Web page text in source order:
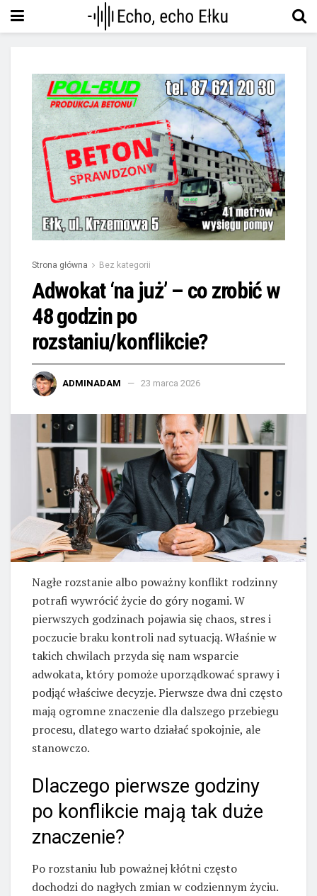
Strona główna Bez kategorii
Adwokat ‘na już’ – co zrobić w
48 godzin po
rozstaniu/konflikcie?
ADMINADAM 23 marca 2026
Nagłe rozstanie albo poważny konflikt rodzinny
potrafi wywrócić życie do góry nogami. W
pierwszych godzinach pojawia się chaos, stres i
poczucie braku kontroli nad sytuacją. Właśnie w
takich chwilach przyda się nam wsparcie
adwokata, który pomoże uporządkować sprawy i
podjąć właściwe decyzje. Pierwsze dwa dni często
mają ogromne znaczenie dla dalszego przebiegu
procesu, dlatego warto działać spokojnie, ale
stanowczo.
Dlaczego pierwsze godziny
po konflikcie mają tak duże
znaczenie?
Po rozstaniu lub poważnej kłótni często
dochodzi do nagłych zmian w codziennym życiu.